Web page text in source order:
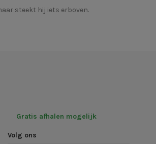
steekt hij iets erboven.
Gratis afhalen mogelijk
Volg ons